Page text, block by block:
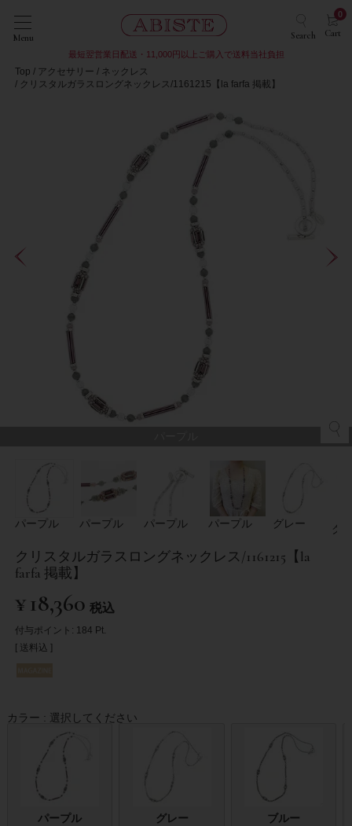
Menu Search Cart
0
最短翌営業日配送・11,000円以上ご購入で送料当社負担
Top アクセサリー
ネックレス
クリスタルガラスロングネックレス/1161215【la farfa 掲載】
パープル パープル パープル パープル グレー グ
クリスタルガラスロングネックレス/1161215【la
farfa 掲載】
¥18,360 税込
付与ポイント: 184 Pt.
送料込
カラー 選択してください
パープル グレー ブルー